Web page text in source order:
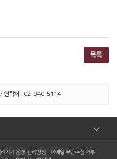
목록
/ 연락처 : 02-940-5114
기기 운영・관리방침
이메일 무단수집 거부